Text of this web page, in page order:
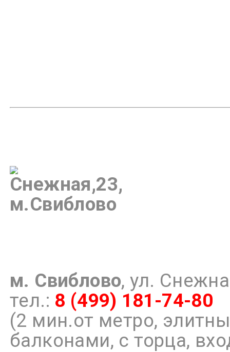
м. Свиблово, ул.
тел.: 8 (499) 181-74-80
(2 мин.от метро,
балконами, с торца,